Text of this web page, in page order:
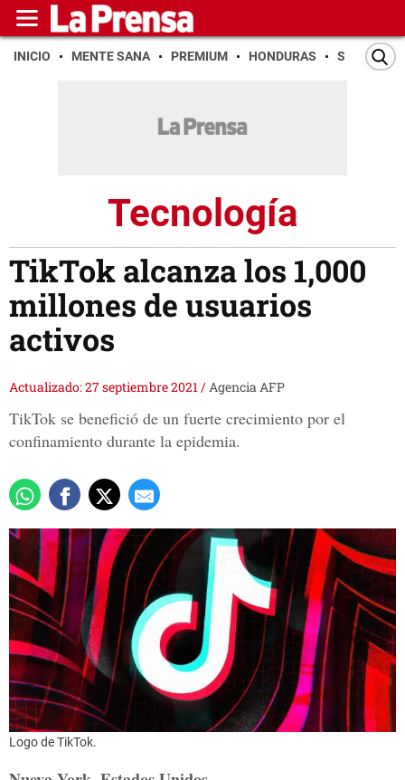
INICIO MENTE SANA PREMIUM HONDURAS SAN PEDRO
Tecnología
TikTok alcanza los 1,000
millones de usuarios
activos
Actualizado: 27 septiembre 2021/Agencia AFP
TikTok se benefició de un fuerte crecimiento por el
confinamiento durante la epidemia.
Logo de TikTok.